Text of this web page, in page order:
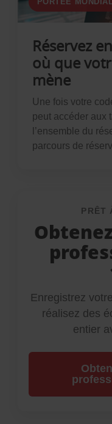
Réservez
où que
mène
Une fois votre
peut accéder aux
l’ensemble du
parcours de
PRÊT
Enregistrez
réalisez des
entier